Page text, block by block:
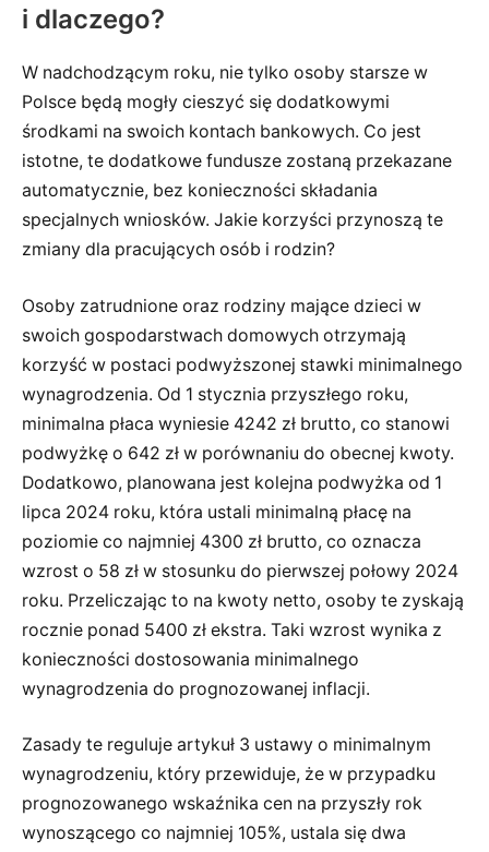
i dlaczego?
W nadchodzącym roku, nie tylko osoby starsze w
Polsce będą mogły cieszyć się dodatkowymi
środkami na swoich kontach bankowych. Co jest
istotne, te dodatkowe fundusze zostaną przekazane
automatycznie, bez konieczności składania
specjalnych wniosków. Jakie korzyści przynoszą te
zmiany dla pracujących osób i rodzin?
Osoby zatrudnione oraz rodziny mające dzieci w
swoich gospodarstwach domowych otrzymają
korzyść w postaci podwyższonej stawki minimalnego
wynagrodzenia. Od 1 stycznia przyszłego roku,
minimalna płaca wyniesie 4242 zł brutto, co stanowi
podwyżkę o 642 zł w porównaniu do obecnej kwoty.
Dodatkowo, planowana jest kolejna podwyżka od 1
lipca 2024 roku, która ustali minimalną płacę na
poziomie co najmniej 4300 zł brutto, co oznacza
wzrost o 58 zł w stosunku do pierwszej połowy 2024
roku. Przeliczając to na kwoty netto, osoby te zyskają
rocznie ponad 5400 zł ekstra. Taki wzrost wynika z
konieczności dostosowania minimalnego
wynagrodzenia do prognozowanej inflacji.
Zasady te reguluje artykuł 3 ustawy o minimalnym
wynagrodzeniu, który przewiduje, że w przypadku
prognozowanego wskaźnika cen na przyszły rok
wynoszącego co najmniej 105%, ustala się dwa